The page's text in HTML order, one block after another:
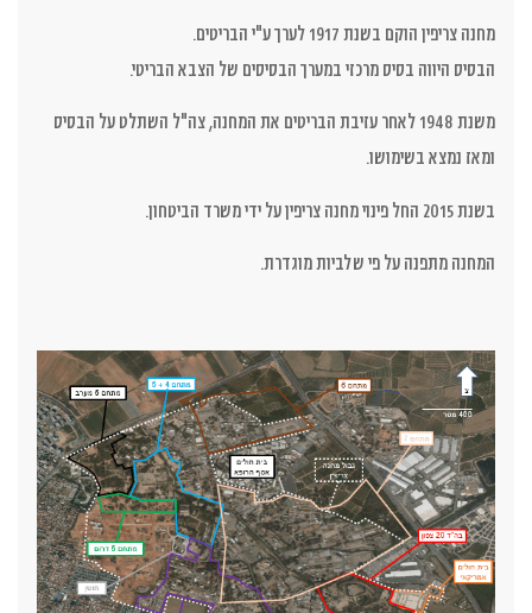
מחנה צריפין הוקם בשנת 1917 לערך ע"י הבריטים.
הבסיס היווה בסיס מרכזי במערך הבסיסים של הצבא הבריטי.
משנת 1948 לאחר עזיבת הבריטים את המחנה, צה"ל השתלט על הבסיס
ומאז נמצא בשימושו.
בשנת 2015 החל פינוי מחנה צריפין על ידי משרד הביטחון.
המחנה מתפנה על פי שלביות מוגדרת.